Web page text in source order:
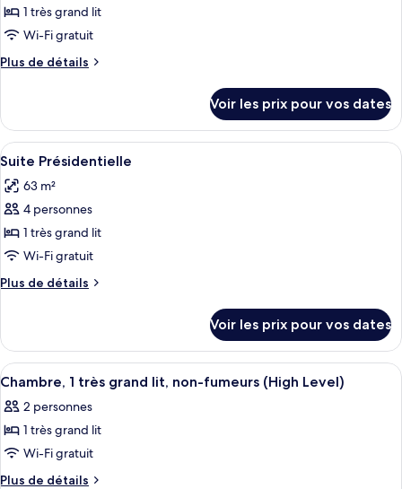
ce
type
chambre :
très
grand
lit
1 très grand lit
Wi-Fi gratuit
Plus de détails
Plus
le
type
de
Chambre
Deluxe,
très
grand
Voir les prix pour vos dates
Afficher
toutes
les
photos
pour
ce
type
de
Suite
Présidentielle
Un lit bien fait, recouvert d’une
6
Suite Présidentielle
63 m²
4 personnes
1 très grand lit
Wi-Fi gratuit
Plus de détails
Plus
le
type
de
Suite
Présidentielle
Voir les prix pour vos dates
Afficher
toutes
les
photos
pour
ce
Une chambre d’hôtel avec un
7
Chambre, 1 très grand lit, non-fumeurs (High Level)
2 personnes
1 très grand lit
Wi-Fi gratuit
Plus de détails
Plus